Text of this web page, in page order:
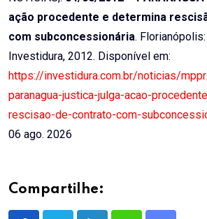
ação procedente e determina
com subconcessionária.
Investidura, 2012. Disponível em:
https://investidura.com.br/noticias/
paranagua-justica-julga-acao-
rescisao-de-contrato-com-
06 ago. 2026
Compartilhe: